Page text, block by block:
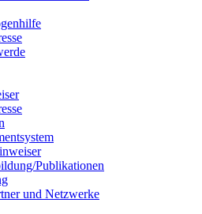
Publikationen
und Netzwerke